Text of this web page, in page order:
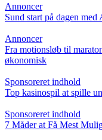
Annoncer
Sund start på dagen med
Annoncer
Fra motionsløb til
økonomisk
Sponsoreret indhold
Top kasinospil at spille
Sponsoreret indhold
7 Måder at Få Mest